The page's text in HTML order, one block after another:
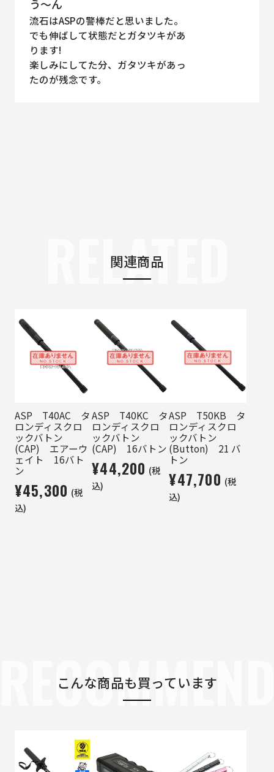
う〜ん
流石はASPの警棒だと思いました。
でも伸ばして状態だとガタツキがあ
ります!
楽しみにしてた分、ガタツキがあっ
たのが残念です。
関連商品
RELATED
ASP T40AC タ
ロンディスクロ
ックバトン
(CAP) エアーウ
ェイト 16バト
ン
¥45,300 (税
込)
ASP T40KC タ
ロンディスクロ
ックバトン
(CAP) 16バトン
¥44,200 (税
込)
ASP T50KB タ
ロンディスクロ
ックバトン
(Button) 21 バ
トン
¥47,700 (税
込)
こんな商品も買っています